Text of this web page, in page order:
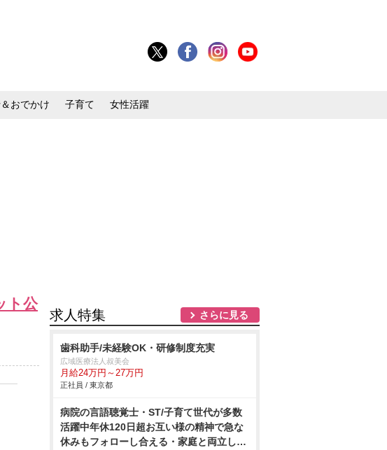
おでかけ 子育て 女性活躍
ト公
求人特集 さらに見る
歯科助手/未経験OK・研修制度充実
広域医療法人叔美会
月給24万円～27万円
正社員 / 東京都
病院の言語聴覚士・ST/子育て世代が多数
活躍中年休120日超お互い様の精神で急な
休みもフォローし合える・家庭と両立し